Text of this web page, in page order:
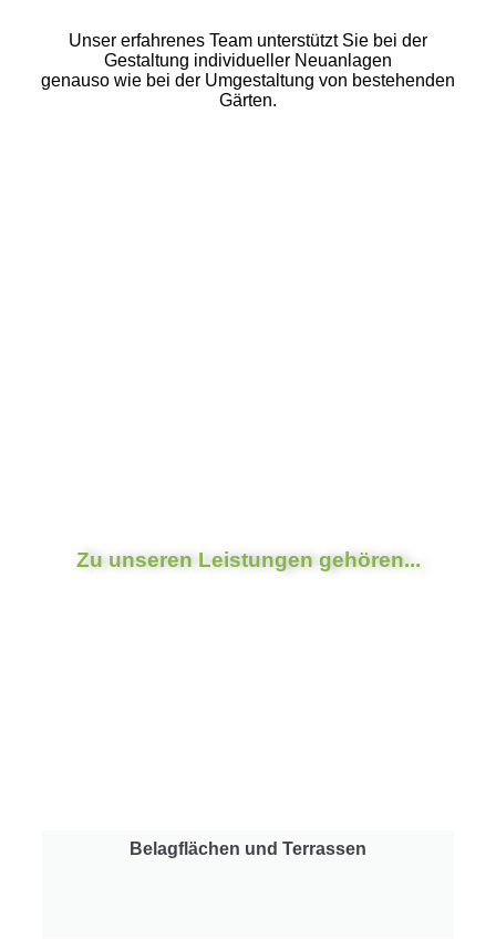
Unser erfahrenes Team unterstützt Sie bei der
Gestaltung individueller Neuanlagen
genauso wie bei der Umgestaltung von bestehenden
Gärten.
Zu unseren Leistungen gehören...
Belagflächen und Terrassen